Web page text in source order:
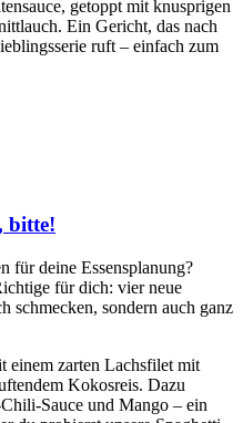
getoppt mit knusprigen
Ein Gericht, das nach
ruft – einfach zum
bitte!
für deine Essensplanung?
für dich: vier neue
schmecken, sondern auch ganz
einem zarten Lachsfilet mit
Kokosreis. Dazu
Sauce und Mango – ein